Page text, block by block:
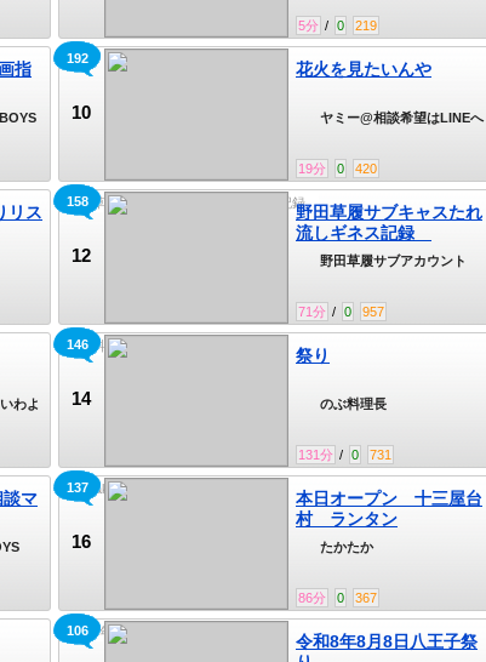
5分 / 0 219
指
10
花火を見たいんや
卵
19分 0 420
ヤミー@相談希望はLINEへ
192
リス
12
野田草履サブキャスたれ
流しギネス記録
野田草履サブキャスたれ流しギネス記録
71分 / 0 957
野田草履サブアカウント
158
わよ 14
祭り
のぶ料理長キャス
131分 / 0 731
のぶ料理長
146
マ
16
本日オープン 十三屋台
村 ランタン
takataka
86分 0 367
たかたか
137
令和8年8月8日八王子祭
令和8年8月8日八王子祭り
106